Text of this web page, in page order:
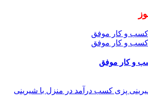
و کار موفق